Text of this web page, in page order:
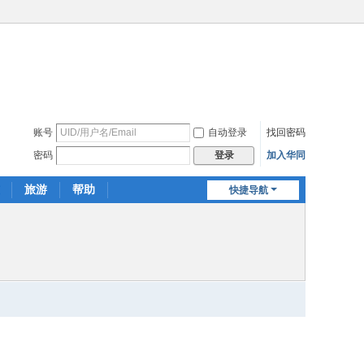
账号 自动登录
找回密码
密码
登录 加入华同
快捷导航
旅游 帮助